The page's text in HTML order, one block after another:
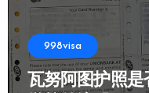
998visa
瓦努阿图护照